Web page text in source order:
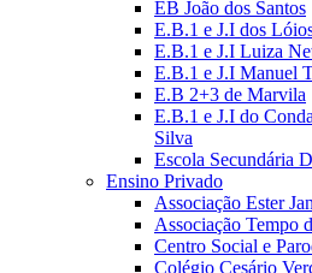
EB João dos Santos
E.B.1 e J.I dos
E.B.1 e J.I Luiza
E.B.1 e J.I Manuel
E.B 2+3 de Marvila
E.B.1 e J.I do
Silva
Escola Secundária
Ensino Privado
Associação Ester
Associação Tempo
Centro Social e
Colégio Cesário